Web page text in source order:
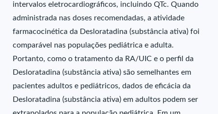
intervalos eletrocardiográficos, incluindo QTc. Quando
administrada nas doses recomendadas, a atividade
farmacocinética da Desloratadina (substância ativa) foi
comparável nas populações pediátrica e adulta.
Portanto, como o tratamento da RA/UIC e o perfil da
Desloratadina (substância ativa) são semelhantes em
pacientes adultos e pediátricos, dados de eficácia da
Desloratadina (substância ativa) em adultos podem ser